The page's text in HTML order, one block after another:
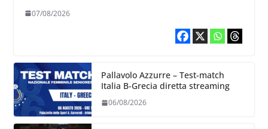
chiare siu cosa vogliamo fare”
07/08/2026
Pallavolo Azzurre – Test-match
Italia B-Grecia diretta streaming
06/08/2026